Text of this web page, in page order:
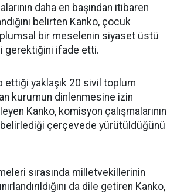
daha en başından itibaren
belirten Kanko, çocuk
bir meselenin siyaset üstü
gerektiğini ifade etti.
ettiği yaklaşık 20 sivil toplum
kurumun dinlenmesine izin
Kanko, komisyon çalışmalarının
belirlediği çerçevede yürütüldüğünü
sırasında milletvekillerinin
da dile getiren Kanko,